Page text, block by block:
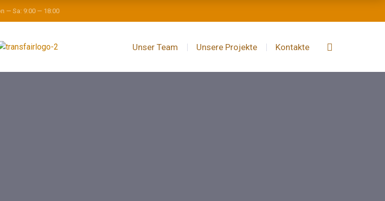
— Sa: 9:00 — 18:00
Unser Team Unsere Projekte Kontakte